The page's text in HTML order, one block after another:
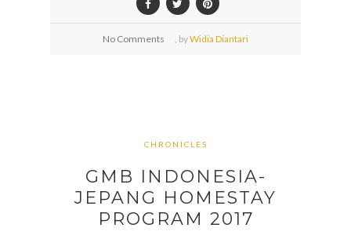
No Comments , byWidia Diantari
CHRONICLES
GMB INDONESIA-
JEPANG HOMESTAY
PROGRAM 2017